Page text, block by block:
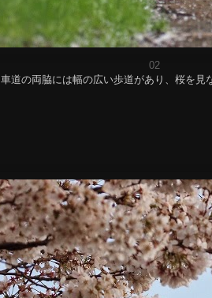
02
車道の両脇には幅の広い歩道があり、桜を見